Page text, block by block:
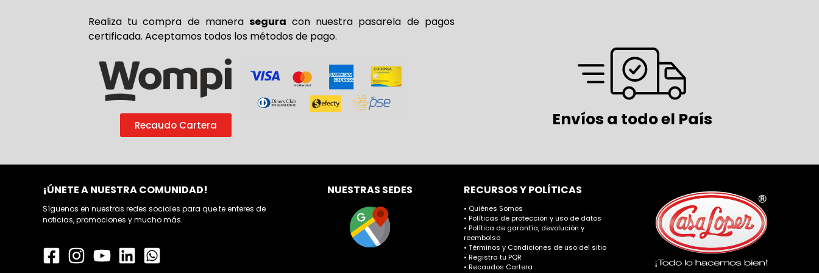
Realiza tu compra de manera segura con nuestra pasarela de pagos
certificada. Aceptamos todos los métodos de pago.
Recaudo Cartera Envíos a todo el País
¡ÚNETE A NUESTRA COMUNIDAD!
Síguenos en nuestras redes sociales para que te enteres de
noticias, promociones y mucho más.
NUESTRAS SEDES RECURSOS Y POLÍTICAS
• Quiénes Somos
• Políticas de protección y uso de datos
• Política de garantía, devolución y
reembolso
• Términos y Condiciones de uso del sitio
• Registra tu PQR
• Recaudos Cartera